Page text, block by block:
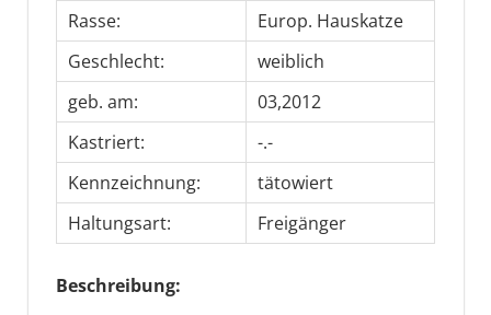
Rasse:
Europ. Hauskatze
Geschlecht:
weiblich
geb. am:
03,2012
Kastriert:
-.-
Kennzeichnung:
tätowiert
Haltungsart:
Freigänger
Beschreibung: